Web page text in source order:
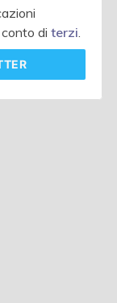
conto diterzi